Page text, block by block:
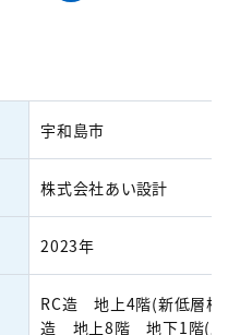
宇和島市
株式会社あい設計
2023年
RC造 地上4階(新低層棟)
造 地上8階 地下1階(既